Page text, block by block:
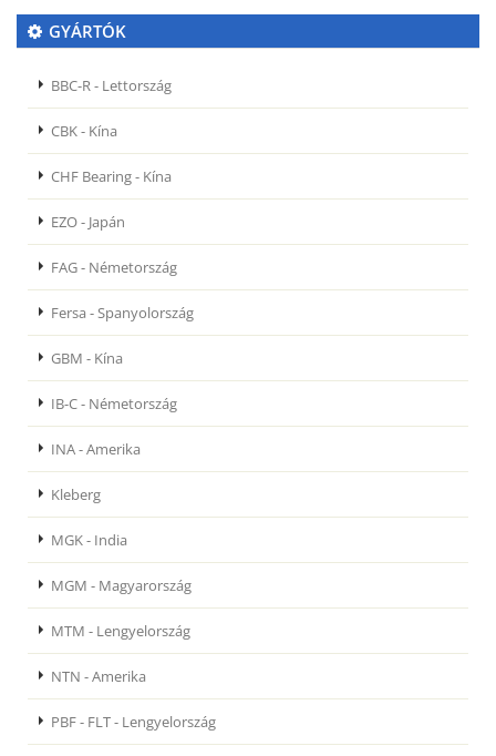
GYÁRTÓK
BBC-R - Lettország
CBK - Kína
CHF Bearing - Kína
EZO - Japán
FAG - Németország
Fersa - Spanyolország
GBM - Kína
IB-C - Németország
INA - Amerika
Kleberg
MGK - India
MGM - Magyarország
MTM - Lengyelország
NTN - Amerika
PBF - FLT - Lengyelország